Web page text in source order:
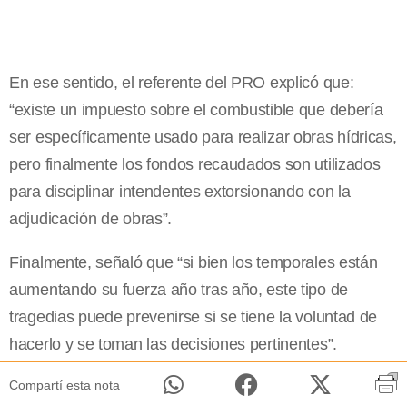
En ese sentido, el referente del PRO explicó que:
“existe un impuesto sobre el combustible que debería
ser específicamente usado para realizar obras hídricas,
pero finalmente los fondos recaudados son utilizados
para disciplinar intendentes extorsionando con la
adjudicación de obras”.
Finalmente, señaló que “si bien los temporales están
aumentando su fuerza año tras año, este tipo de
tragedias puede prevenirse si se tiene la voluntad de
hacerlo y se toman las decisiones pertinentes”.
Compartí esta nota